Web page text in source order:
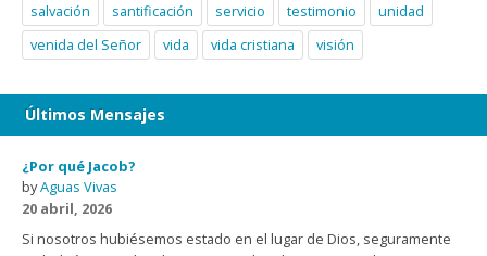
salvación
santificación servicio testimonio
unidad
venida del Señor
vida vida cristiana visión
Últimos Mensajes
¿Por qué Jacob?
byAguas Vivas
20 abril, 2026
Si nosotros hubiésemos estado en el lugar de Dios, seguramente